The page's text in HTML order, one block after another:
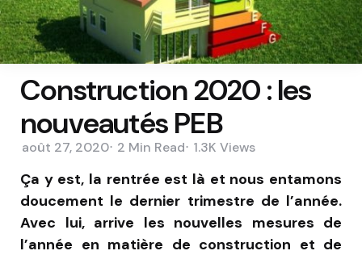
Construction 2020 : les
nouveautés PEB
août 27, 2020 2 Min Read 1.3K Views
Ça y est, la rentrée est là et nous entamons
doucement le dernier trimestre de l’année.
Avec lui, arrive les nouvelles mesures de
l’année en matière de construction et de